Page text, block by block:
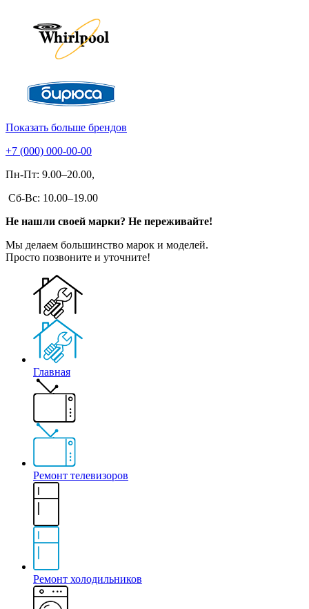
Показать больше брендов
+7 (000) 000-00-00
Пн-Пт: 9.00–20.00,
Сб-Вс: 10.00–19.00
Не нашли своей марки? Не переживайте!
Мы делаем большинство марок и моделей.
Просто позвоните и уточните!
Главная
Ремонт телевизоров
Ремонт холодильников